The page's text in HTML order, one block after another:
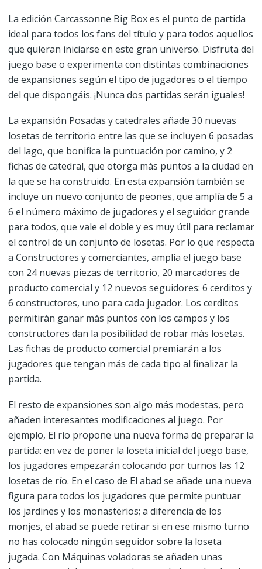
La edición Carcassonne Big Box es el punto de partida
ideal para todos los fans del título y para todos aquellos
que quieran iniciarse en este gran universo. Disfruta del
juego base o experimenta con distintas combinaciones
de expansiones según el tipo de jugadores o el tiempo
del que dispongáis. ¡Nunca dos partidas serán iguales!
La expansión Posadas y catedrales añade 30 nuevas
losetas de territorio entre las que se incluyen 6 posadas
del lago, que bonifica la puntuación por camino, y 2
fichas de catedral, que otorga más puntos a la ciudad en
la que se ha construido. En esta expansión también se
incluye un nuevo conjunto de peones, que amplía de 5 a
6 el número máximo de jugadores y el seguidor grande
para todos, que vale el doble y es muy útil para reclamar
el control de un conjunto de losetas. Por lo que respecta
a Constructores y comerciantes, amplía el juego base
con 24 nuevas piezas de territorio, 20 marcadores de
producto comercial y 12 nuevos seguidores: 6 cerditos y
6 constructores, uno para cada jugador. Los cerditos
permitirán ganar más puntos con los campos y los
constructores dan la posibilidad de robar más losetas.
Las fichas de producto comercial premiarán a los
jugadores que tengan más de cada tipo al finalizar la
partida.
El resto de expansiones son algo más modestas, pero
añaden interesantes modificaciones al juego. Por
ejemplo, El río propone una nueva forma de preparar la
partida: en vez de poner la loseta inicial del juego base,
los jugadores empezarán colocando por turnos las 12
losetas de río. En el caso de El abad se añade una nueva
figura para todos los jugadores que permite puntuar
los jardines y los monasterios; a diferencia de los
monjes, el abad se puede retirar si en ese mismo turno
no has colocado ningún seguidor sobre la loseta
jugada. Con Máquinas voladoras se añaden unas